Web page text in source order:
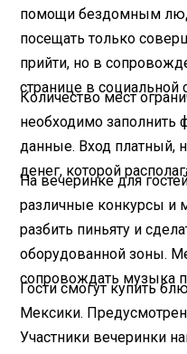
помощи бездомным
посещать только
прийти, но в
странице в социальной
Количество мест
необходимо заполнить
данные. Вход платный,
денег, которой
На вечеринке для
различные конкурсы и
разбить пиньяту и
оборудованной зоны.
сопровождать музыка
Гости смогут купить
Мексики.
Участники вечеринки